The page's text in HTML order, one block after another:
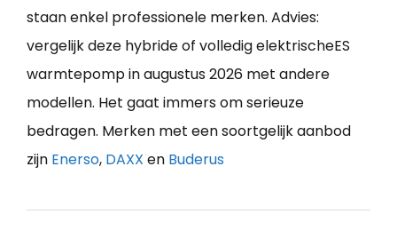
staan enkel professionele merken. Advies:
vergelijk deze hybride of volledig elektrischeES
warmtepomp in augustus 2026 met andere
modellen. Het gaat immers om serieuze
bedragen. Merken met een soortgelijk aanbod
zijn Enerso, DAXX en Buderus